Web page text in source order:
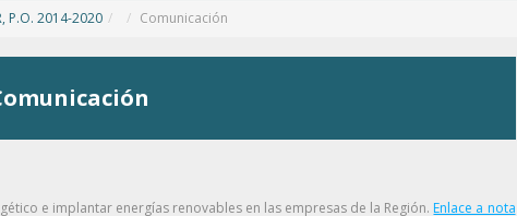
P.O. 2014-2020 / Comunicación
e implantar energías renovables en las empresas de la Región. Enlace a nota